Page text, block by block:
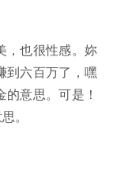
，也很性感。妳
到六百万了，嘿
意思。可是！
。